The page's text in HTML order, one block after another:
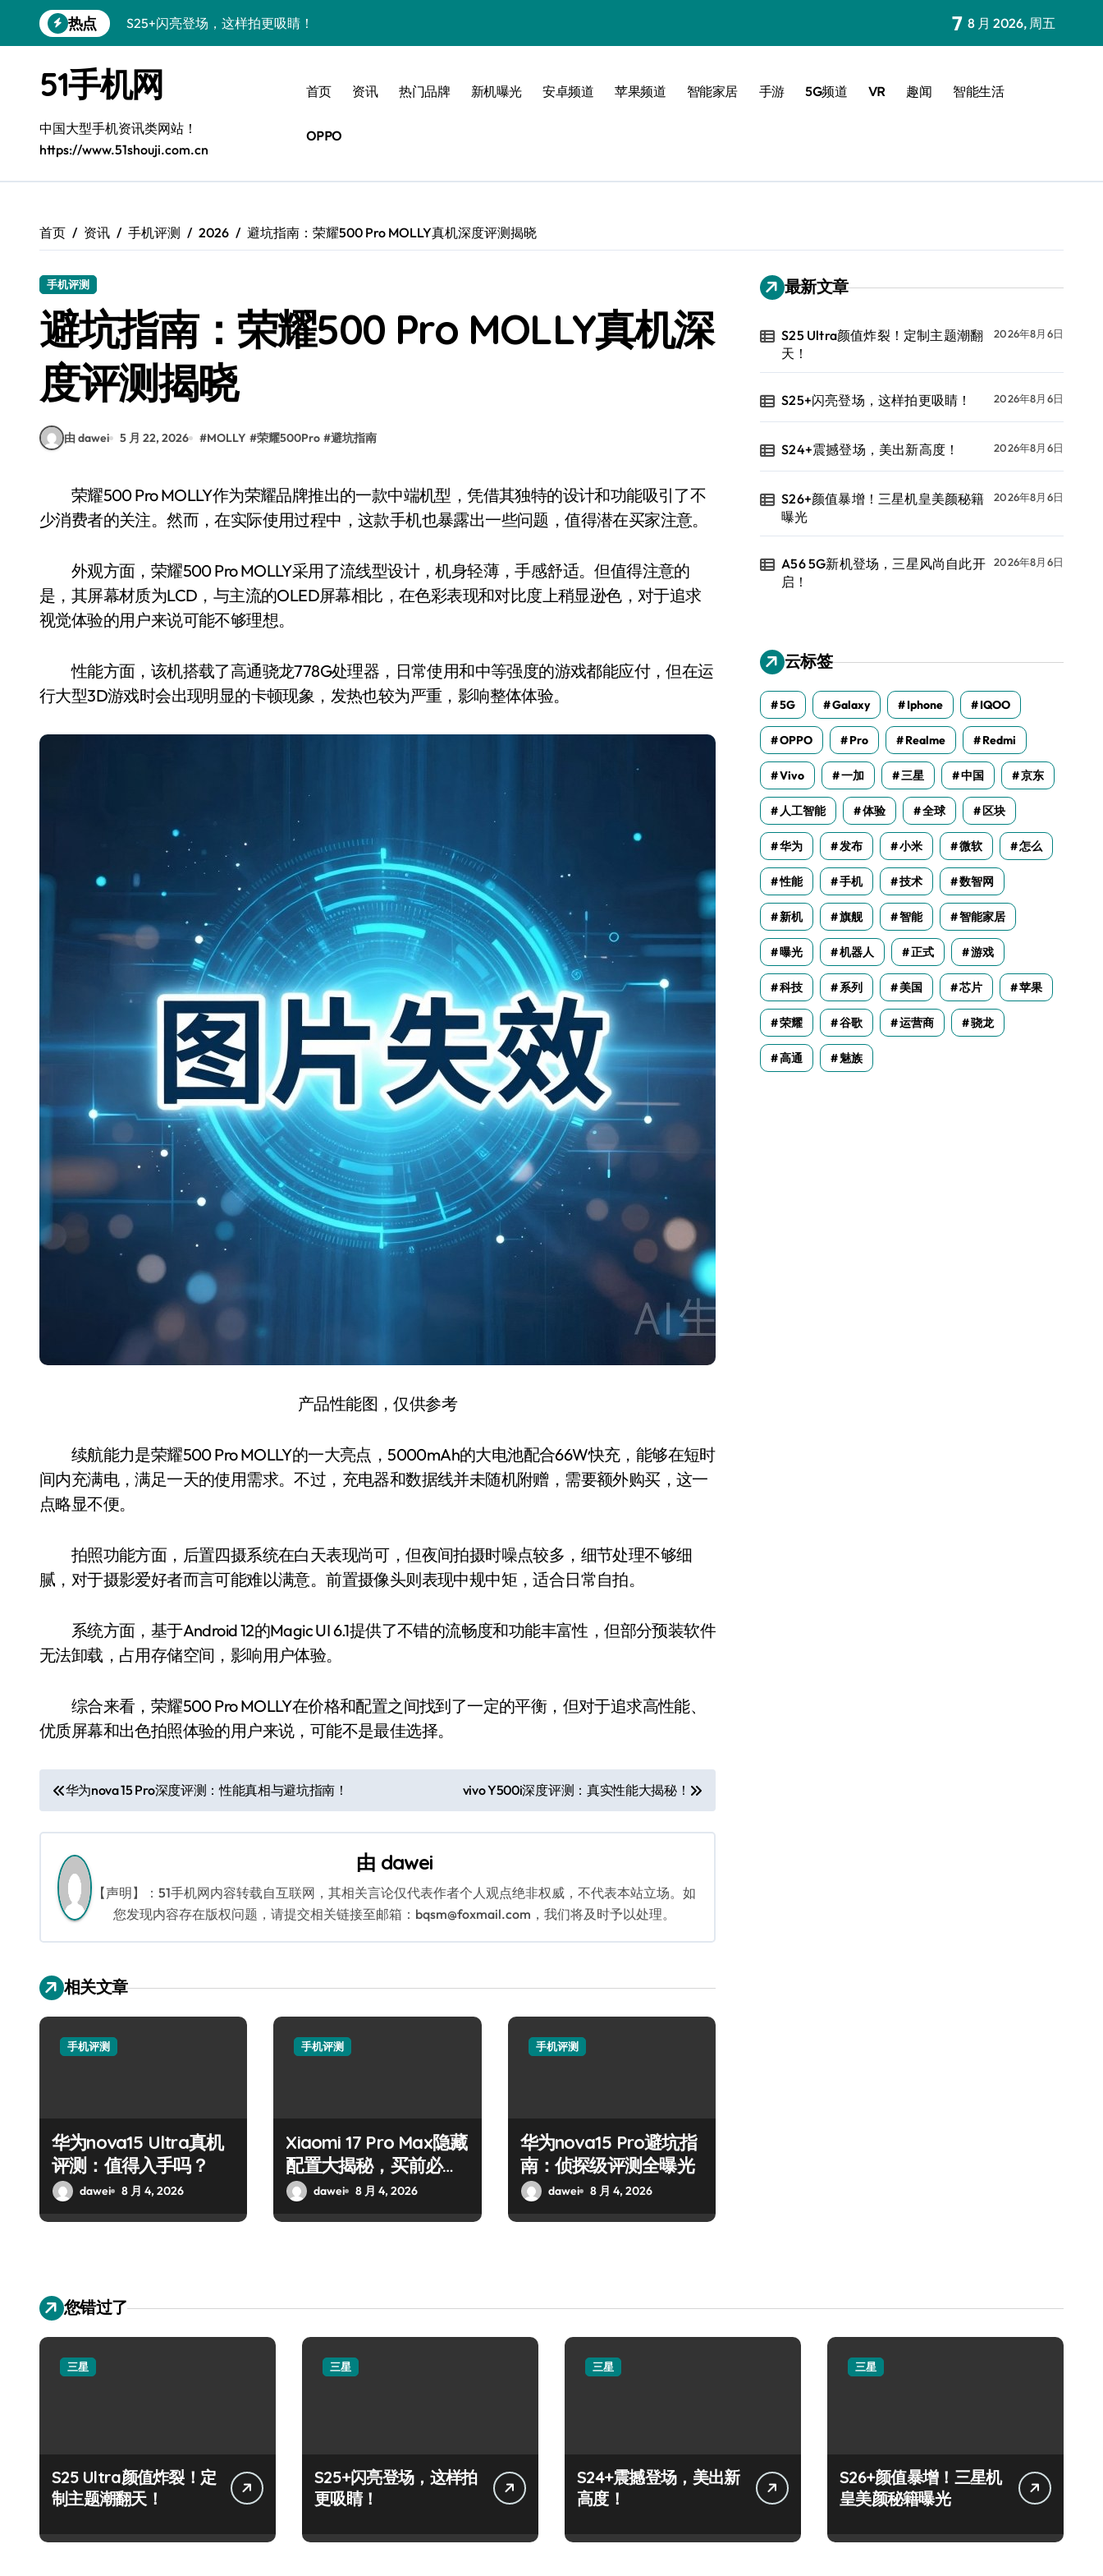
到
热点
S24+震撼登场，美出新高度！
A56 5G新机登场，三星风尚自此开启！
三星S26上手秒变个性神器！
S25美化秘籍：个性定制，炫酷随心！
Galaxy C55 5G登场，美学新纪元！
Galaxy Z Flip6：折叠时尚，一瞬惊艳
7 8 月 2026, 周五
51手机网
中国大型手机资讯类网站！
https://www.51shouji.com.cn
首页 资讯 热门品牌 新机曝光 安卓频道 苹果频道 智能家居 手游 5G频道 VR 趣闻 智能生活
OPPO
首页 资讯 手机评测 2026 避坑指南：荣耀500 Pro MOLLY真机深度评测揭晓
手机评测
避坑指南：荣耀500 Pro MOLLY真机深
度评测揭晓
由 dawei 5 月 22, 2026 #MOLLY #荣耀500Pro #避坑指南
荣耀500 Pro MOLLY作为荣耀品牌推出的一款中端机型，凭借其独特的设计和功能吸引了不
少消费者的关注。然而，在实际使用过程中，这款手机也暴露出一些问题，值得潜在买家注意。
外观方面，荣耀500 Pro MOLLY采用了流线型设计，机身轻薄，手感舒适。但值得注意的
是，其屏幕材质为LCD，与主流的OLED屏幕相比，在色彩表现和对比度上稍显逊色，对于追求
视觉体验的用户来说可能不够理想。
性能方面，该机搭载了高通骁龙778G处理器，日常使用和中等强度的游戏都能应付，但在运
行大型3D游戏时会出现明显的卡顿现象，发热也较为严重，影响整体体验。
产品性能图，仅供参考
续航能力是荣耀500 Pro MOLLY的一大亮点，5000mAh的大电池配合66W快充，能够在短时
间内充满电，满足一天的使用需求。不过，充电器和数据线并未随机附赠，需要额外购买，这一
点略显不便。
拍照功能方面，后置四摄系统在白天表现尚可，但夜间拍摄时噪点较多，细节处理不够细
腻，对于摄影爱好者而言可能难以满意。前置摄像头则表现中规中矩，适合日常自拍。
系统方面，基于Android 12的Magic UI 6.1提供了不错的流畅度和功能丰富性，但部分预装软件
无法卸载，占用存储空间，影响用户体验。
综合来看，荣耀500 Pro MOLLY在价格和配置之间找到了一定的平衡，但对于追求高性能、
优质屏幕和出色拍照体验的用户来说，可能不是最佳选择。
文
章
航
华为nova 15 Pro深度评测：性能真相与避坑指南！ vivo Y500i深度评测：真实性能大揭秘！
由 dawei
【声明】：51手机网内容转载自互联网，其相关言论仅代表作者个人观点绝非权威，不代表本站立场。如
您发现内容存在版权问题，请提交相关链接至邮箱：bqsm@foxmail.com，我们将及时予以处理。
相关文章
手机评测
华为nova15 Ultra真机
评测：值得入手吗？
dawei 8 月 4, 2026
手机评测
Xiaomi 17 Pro Max隐藏
配置大揭秘，买前必看
避坑指南
dawei 8 月 4, 2026
手机评测
华为nova15 Pro避坑指
南：侦探级评测全曝光
dawei 8 月 4, 2026
最新文章
S25 Ultra颜值炸裂！定制主题潮翻
天！
2026年8月6日
S25+闪亮登场，这样拍更吸睛！ 2026年8月6日
S24+震撼登场，美出新高度！ 2026年8月6日
S26+颜值暴增！三星机皇美颜秘籍
曝光
2026年8月6日
A56 5G新机登场，三星风尚自此开
启！
2026年8月6日
云标签
5G Galaxy Iphone IQOO
OPPO Pro Realme Redmi
Vivo 一加 三星 中国 京东
人工智能 体验 全球 区块
华为 发布 小米 微软 怎么
性能 手机 技术 数智网
新机 旗舰 智能 智能家居
曝光 机器人 正式 游戏
科技 系列 美国 芯片 苹果
荣耀 谷歌 运营商 骁龙
高通 魅族
您错过了
三星
S25 Ultra颜值炸裂！定
制主题潮翻天！
三星
S25+闪亮登场，这样拍
更吸睛！
三星
S24+震撼登场，美出新
高度！
三星
S26+颜值暴增！三星机
皇美颜秘籍曝光